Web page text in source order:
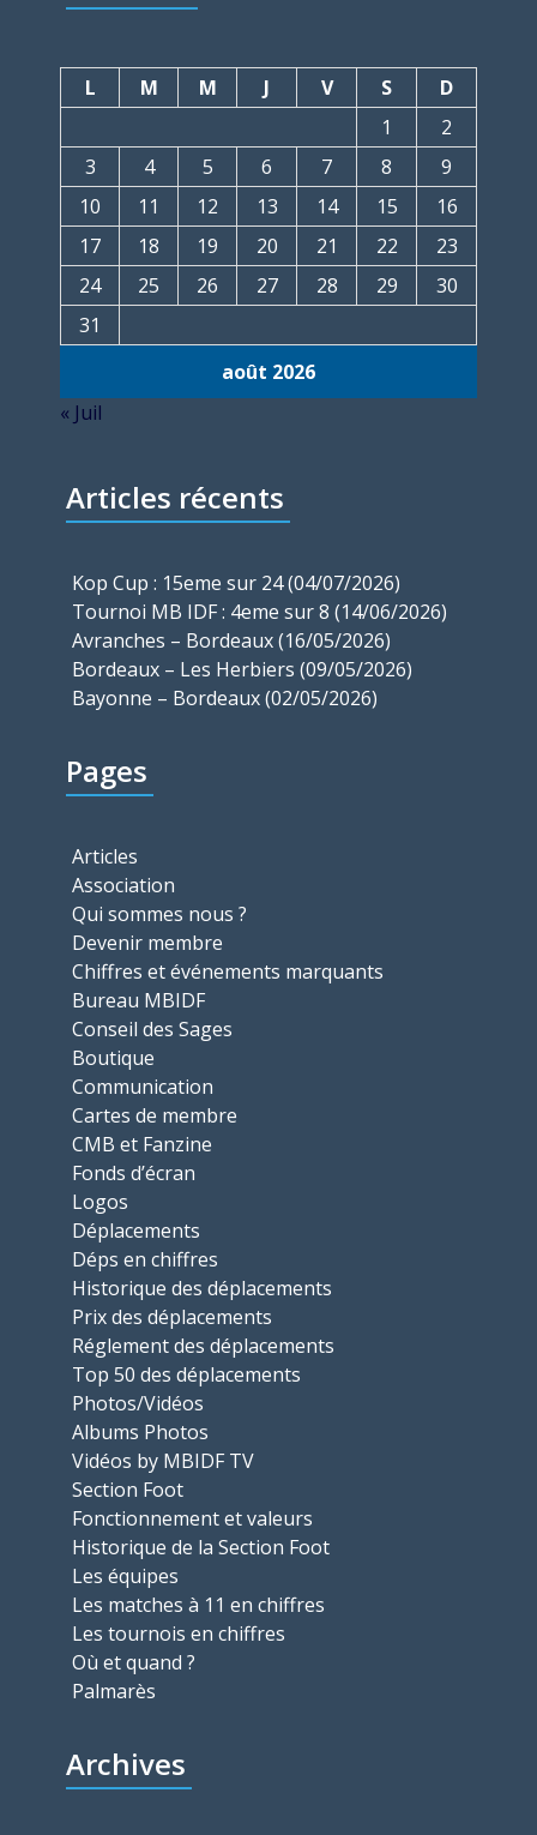
août 2026
L M M J V S
D
1
2
3
4 5 6 7 8
9
10
11 12 13 14 15
16
17
18 19 20 21 22
23
24
25 26 27 28 29
30
31
« Juil
Articles récents
Kop Cup : 15eme sur 24 (04/07/2026)
Tournoi MB IDF : 4eme sur 8 (14/06/2026)
Avranches – Bordeaux (16/05/2026)
Bordeaux – Les Herbiers (09/05/2026)
Bayonne – Bordeaux (02/05/2026)
Pages
Articles
Association
Qui sommes nous ?
Devenir membre
Chiffres et événements marquants
Bureau MBIDF
Conseil des Sages
Boutique
Communication
Cartes de membre
CMB et Fanzine
Fonds d’écran
Logos
Déplacements
Déps en chiffres
Historique des déplacements
Prix des déplacements
Réglement des déplacements
Top 50 des déplacements
Photos/Vidéos
Albums Photos
Vidéos by MBIDF TV
Section Foot
Fonctionnement et valeurs
Historique de la Section Foot
Les équipes
Les matches à 11 en chiffres
Les tournois en chiffres
Où et quand ?
Palmarès
Archives